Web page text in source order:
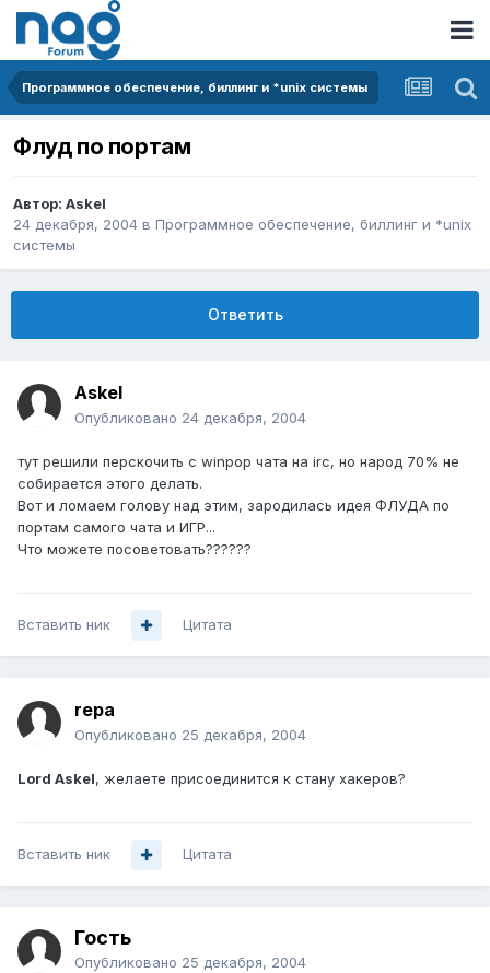
Программное обеспечение, биллинг и *unix системы
Флуд по портам
Автор: Askel
24 декабря, 2004 в Программное обеспечение, биллинг и *unix
системы
Ответить
Askel
Опубликовано 24 декабря, 2004
тут решили перскочить с winpop чата на irc, но народ 70% не
собирается этого делать.
Вот и ломаем голову над этим, зародилась идея ФЛУДА по
портам самого чата и ИГР...
Что можете посоветовать??????
Вставить ник Цитата
repa
Опубликовано 25 декабря, 2004
Lord Askel, желаете присоединится к стану хакеров?
Вставить ник Цитата
Гость
Опубликовано 25 декабря, 2004